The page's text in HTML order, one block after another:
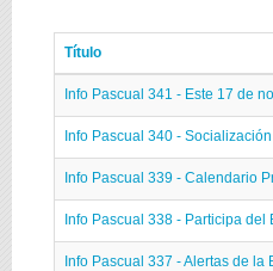
Título
Info Pascual 341 - Este 17 de
Info Pascual 340 -
Info Pascual 339 - Calendario
Info Pascual 338 - Participa
Info Pascual 337 - Alertas de la